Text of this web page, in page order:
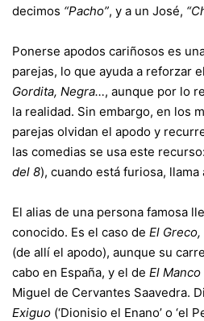
decimos “Pacho”, y a un José,
Ponerse apodos cariñosos es
parejas, lo que ayuda a reforzar
Gordita, Negra…, aunque por lo
la realidad. Sin embargo, en los
parejas olvidan el apodo y
las comedias se usa este
del 8), cuando está furiosa, llama
El alias de una persona famosa
conocido. Es el caso de El Greco,
(de allí el apodo), aunque su
cabo en España, y el de El
Miguel de Cervantes Saavedra.
Exiguo (‘Dionisio el Enano’ o ‘el